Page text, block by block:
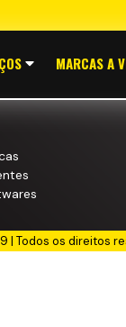
MARCAS A
| Todos os direitos